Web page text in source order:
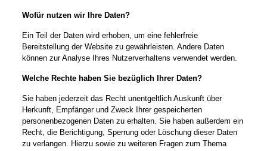
Wofür nutzen wir Ihre Daten?
Ein Teil der Daten wird erhoben, um eine fehlerfreie
Bereitstellung der Website zu gewährleisten. Andere Daten
können zur Analyse Ihres Nutzerverhaltens verwendet werden.
Welche Rechte haben Sie bezüglich Ihrer Daten?
Sie haben jederzeit das Recht unentgeltlich Auskunft über
Herkunft, Empfänger und Zweck Ihrer gespeicherten
personenbezogenen Daten zu erhalten. Sie haben außerdem ein
Recht, die Berichtigung, Sperrung oder Löschung dieser Daten
zu verlangen. Hierzu sowie zu weiteren Fragen zum Thema